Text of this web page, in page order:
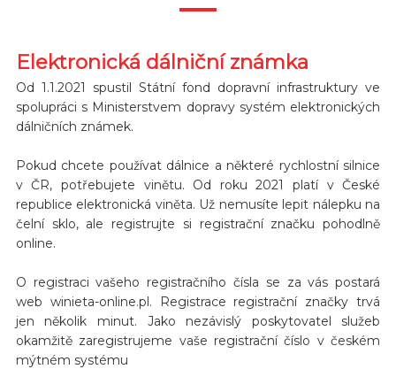
Elektronická dálniční známka
Od 1.1.2021 spustil Státní fond dopravní infrastruktury ve
spolupráci s Ministerstvem dopravy systém elektronických
dálničních známek.
Pokud chcete používat dálnice a některé rychlostní silnice
v ČR, potřebujete vinětu. Od roku 2021 platí v České
republice elektronická viněta. Už nemusíte lepit nálepku na
čelní sklo, ale registrujte si registrační značku pohodlně
online.
O registraci vašeho registračního čísla se za vás postará
web winieta-online.pl. Registrace registrační značky trvá
jen několik minut. Jako nezávislý poskytovatel služeb
okamžitě zaregistrujeme vaše registrační číslo v českém
mýtném systému